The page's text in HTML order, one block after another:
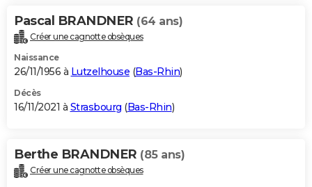
Pascal BRANDNER (64 ans)
Créer une cagnotte obsèques
Naissance
26/11/1956 à Lutzelhouse (Bas-Rhin)
Décès
16/11/2021 à Strasbourg (Bas-Rhin)
Berthe BRANDNER (85 ans)
Créer une cagnotte obsèques